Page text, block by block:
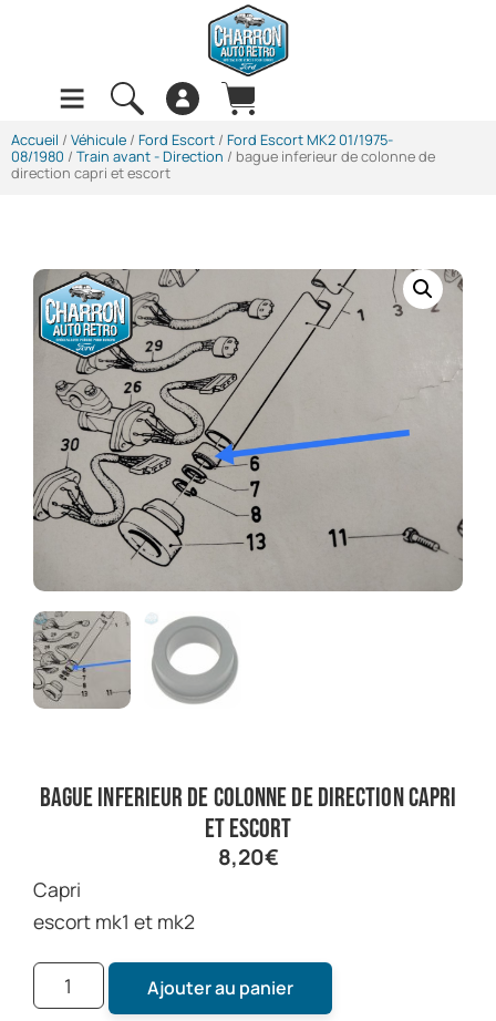
Accueil / Véhicule / Ford Escort / Ford Escort MK2 01/1975-
08/1980 / Train avant - Direction / bague inferieur de colonne de
direction capri et escort
bague inferieur de colonne de direction capri
et escort
8,20€
capri
escort mk1 et mk2
Ajouter au panier